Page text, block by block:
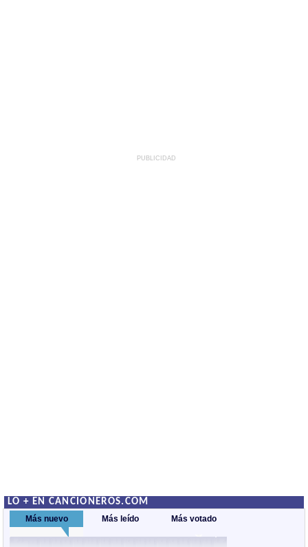
PUBLICIDAD
LO + EN CANCIONEROS.COM
Más nuevo Más leído Más votado